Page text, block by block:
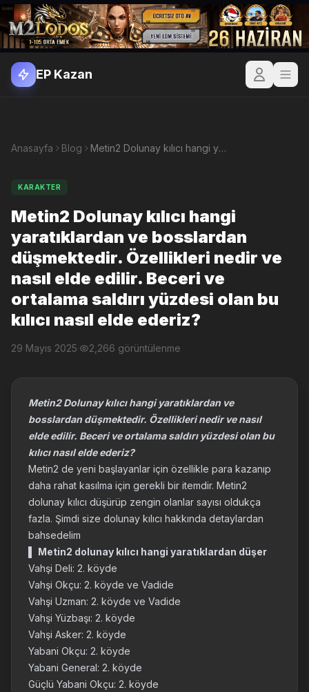
EP Kazan
Anasayfa Blog Metin2 Dolunay kılıcı hangi yaratıklardan ve bosslardan düşmektedir. Özellikleri nedir ve nasıl elde edilir. Beceri ve ortalama saldırı yüzdesi olan bu kılıcı nasıl elde ederiz?
KARAKTER
Metin2 Dolunay kılıcı hangi
yaratıklardan ve bosslardan
düşmektedir. Özellikleri nedir ve
nasıl elde edilir. Beceri ve
ortalama saldırı yüzdesi olan bu
kılıcı nasıl elde ederiz?
29 Mayıs 2025· 2,266 görüntülenme
Metin2 Dolunay kılıcı hangi yaratıklardan ve
bosslardan düşmektedir. Özellikleri nedir ve nasıl
elde edilir. Beceri ve ortalama saldırı yüzdesi olan bu
kılıcı nasıl elde ederiz?
Metin2 de yeni başlayanlar için özellikle para kazanıp
daha rahat kasılma için gerekli bir itemdir. Metin2
dolunay kılıcı düşürüp zengin olanlar sayısı oldukça
fazla. Şimdi size dolunay kılıcı hakkında detaylardan
bahsedelim
Metin2 dolunay kılıcı hangi yaratıklardan düşer
Vahşi Deli: 2. köyde
Vahşi Okçu: 2. köyde ve Vadide
Vahşi Uzman: 2. köyde ve Vadide
Vahşi Yüzbaşı: 2. köyde
Vahşi Asker: 2. köyde
Yabani Okçu: 2. köyde
Yabani General: 2. köyde
Güçlü Yabani Okçu: 2. köyde